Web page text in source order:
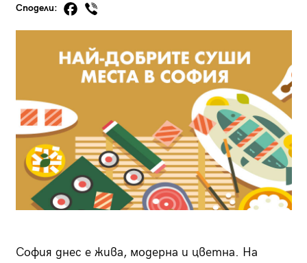
Сподели:
София днес е жива, модерна и цветна. На